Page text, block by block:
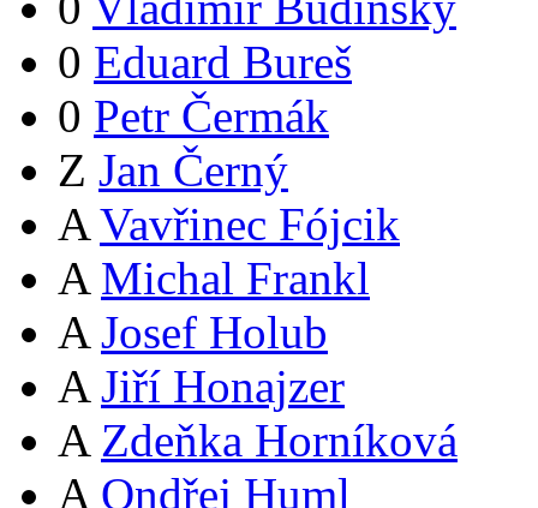
0 Eduard Bureš
0 Petr Čermák
Z Jan Černý
A Vavřinec Fójcik
A Michal Frankl
A Josef Holub
A Jiří Honajzer
A Zdeňka Horníková
A Ondřej Huml